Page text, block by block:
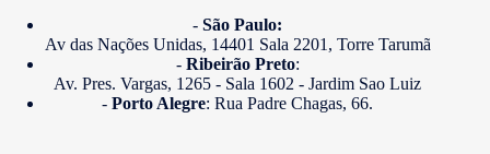
- São Paulo:
Av das Nações Unidas, 14401 Sala 2201, Torre Tarumã
-Ribeirão Preto:
Av. Pres. Vargas, 1265 - Sala 1602 - Jardim Sao Luiz
-Porto Alegre: Rua Padre Chagas, 66.